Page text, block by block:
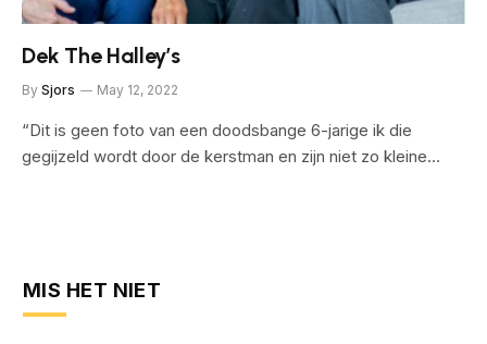
Dek The Halley’s
By Sjors May 12, 2022
“Dit is geen foto van een doodsbange 6-jarige ik die
gegijzeld wordt door de kerstman en zijn niet zo kleine…
MIS HET NIET